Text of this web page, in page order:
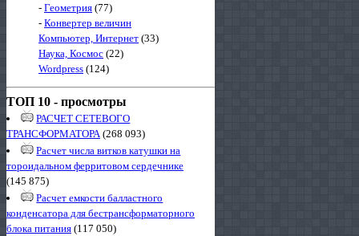
- Геометрия (77)
- Конвертер величин
Компьютер, Интернет (33)
Наука, Космос (22)
Wordpress (124)
ТОП 10 - просмотры
РАСЧЕТ СЕТЕВОГО
ТРАНСФОРМАТОРА(268 093)
Расчет числа витков катушки на
тороидальном ферритовом сердечнике
(145 875)
Расчет емкости балластного
конденсатора для бестрансформаторного
блока питания (117 050)